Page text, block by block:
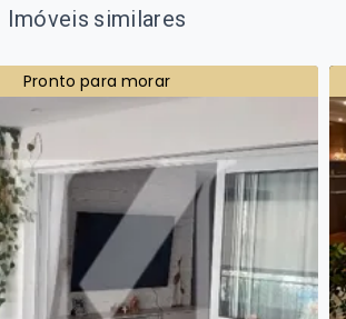
Imóveis similares
Pronto para morar